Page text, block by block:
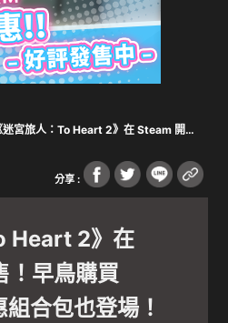
宮旅人：To Heart 2》在 Steam 開始
分享 :
Heart 2》在
！早鳥購買
合包也登場！